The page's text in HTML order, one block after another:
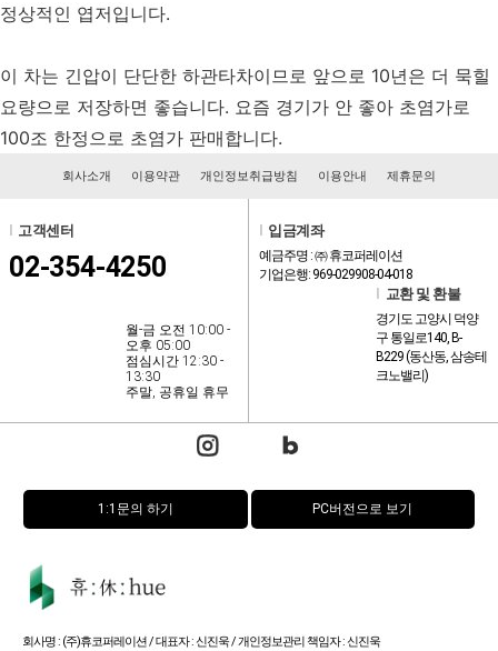
정상적인 엽저입니다.
이 차는 긴압이 단단한 하관타차이므로 앞으로 10년은 더 묵힐
요량으로 저장하면 좋습니다. 요즘 경기가 안 좋아 초염가로
100조 한정으로 초염가 판매합니다.
회사소개 이용약관 개인정보취급방침 이용안내 제휴문의
l 고객센터
02-354-4250
월-금 오전 10:00 -
오후 05:00
점심시간 12:30 -
13:30
주말, 공휴일 휴무
l 입금계좌
예금주명 : ㈜ 휴코퍼레이션
기업은행: 969-029908-04-018
l 교환 및 환불
경기도 고양시 덕양
구 통일로140, B-
B229 (동산동, 삼송테
크노밸리)
1:1문의 하기 PC버전으로 보기
회사명 : (주)휴코퍼레이션 / 대표자 : 신진욱 / 개인정보관리 책임자 : 신진욱